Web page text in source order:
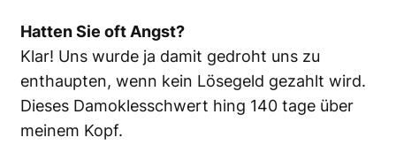
Hatten Sie oft Angst?
Klar! Uns wurde ja damit gedroht uns zu
enthaupten, wenn kein Lösegeld gezahlt wird.
Dieses Damoklesschwert hing 140 tage über
meinem Kopf.